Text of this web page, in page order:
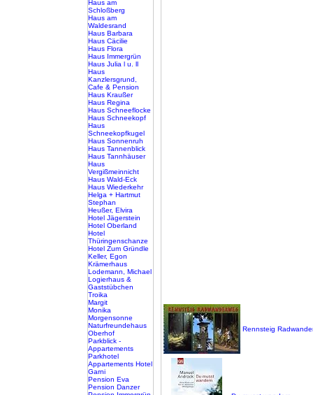
Haus am
Schloßberg
Haus am
Waldesrand
Haus Barbara
Haus Cäcilie
Haus Flora
Haus Immergrün
Haus Julia l u. ll
Haus
Kanzlersgrund,
Cafe & Pension
Haus Kraußer
Haus Regina
Haus Schneeflocke
Haus Schneekopf
Haus
Schneekopfkugel
Haus Sonnenruh
Haus Tannenblick
Haus Tannhäuser
Haus
Vergißmeinnicht
Haus Wald-Eck
Haus Wiederkehr
Helga + Hartmut
Stephan
Heußer, Elvira
Hotel Jägerstein
Hotel Oberland
Hotel
Thüringenschanze
Hotel Zum Gründle
Keller, Egon
Krämerhaus
Lodemann, Michael
Logierhaus &
Gaststübchen
Troika
Margit
Monika
Morgensonne
Naturfreundehaus
Oberhof
Parkblick -
Appartements
Parkhotel
Appartements Hotel
Garni
Pension Eva
Pension Danzer
Rennsteig